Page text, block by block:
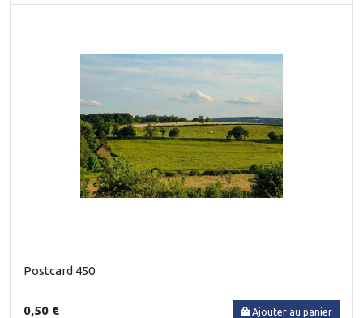
Postcard 450
0,50 € Ajouter au panier